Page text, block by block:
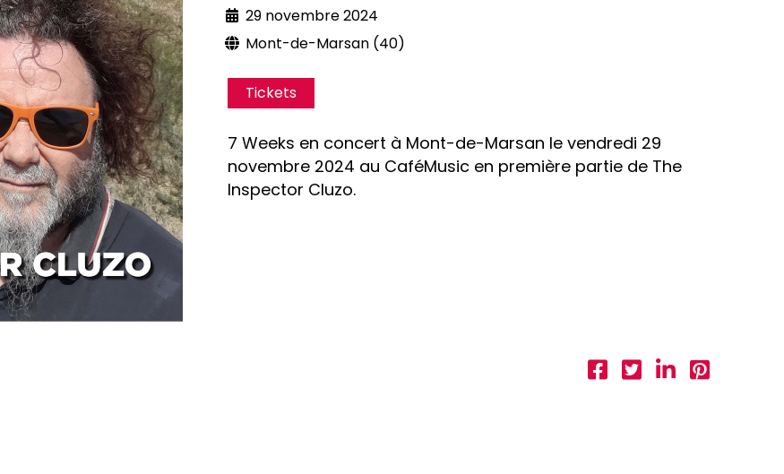
29 novembre 2024
Mont-de-Marsan (40)
Tickets
7 Weeks en concert à Mont-de-Marsan le vendredi 29
novembre 2024 au CaféMusic en première partie de The
Inspector Cluzo.